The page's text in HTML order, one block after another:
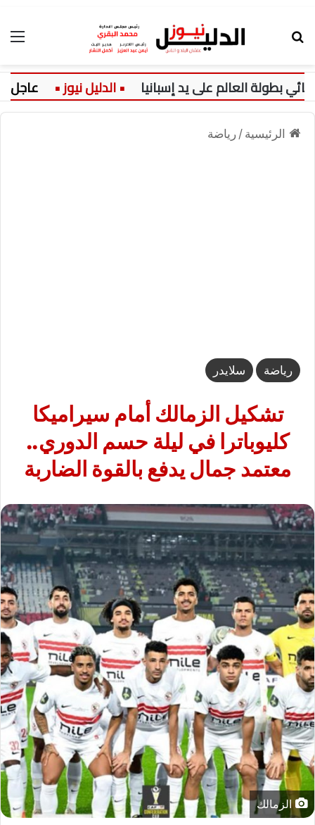
العالم على يد إسبانيا عاجل:
الرئيسية / رياضة
رياضة سلايدر
تشكيل الزمالك أمام سيراميكا
كليوباترا في ليلة حسم الدوري..
معتمد جمال يدفع بالقوة الضاربة
الزمالك